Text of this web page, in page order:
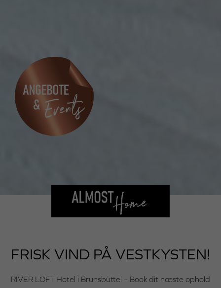
FRISK VIND PÅ VESTKYSTEN!
RIVER LOFT Hotel i Brunsbüttel – Book dit næste ophold